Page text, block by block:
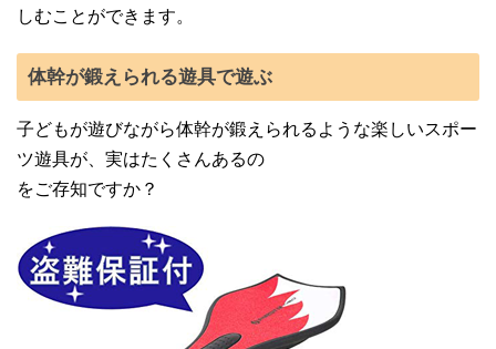
しむことができます。
体幹が鍛えられる遊具で遊ぶ
子どもが遊びながら体幹が鍛えられるような楽しいスポー
ツ遊具が、実はたくさんあるの
をご存知ですか？